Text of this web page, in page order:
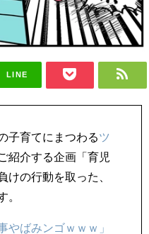
LINE
子育てにまつわるツ
紹介する企画「育児
けの行動を取った、
。
やばみンゴｗｗｗ」